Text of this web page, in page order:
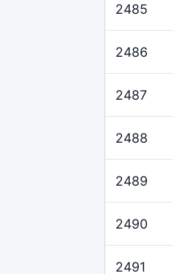
2485
2486
2487
2488
2489
2490
2491